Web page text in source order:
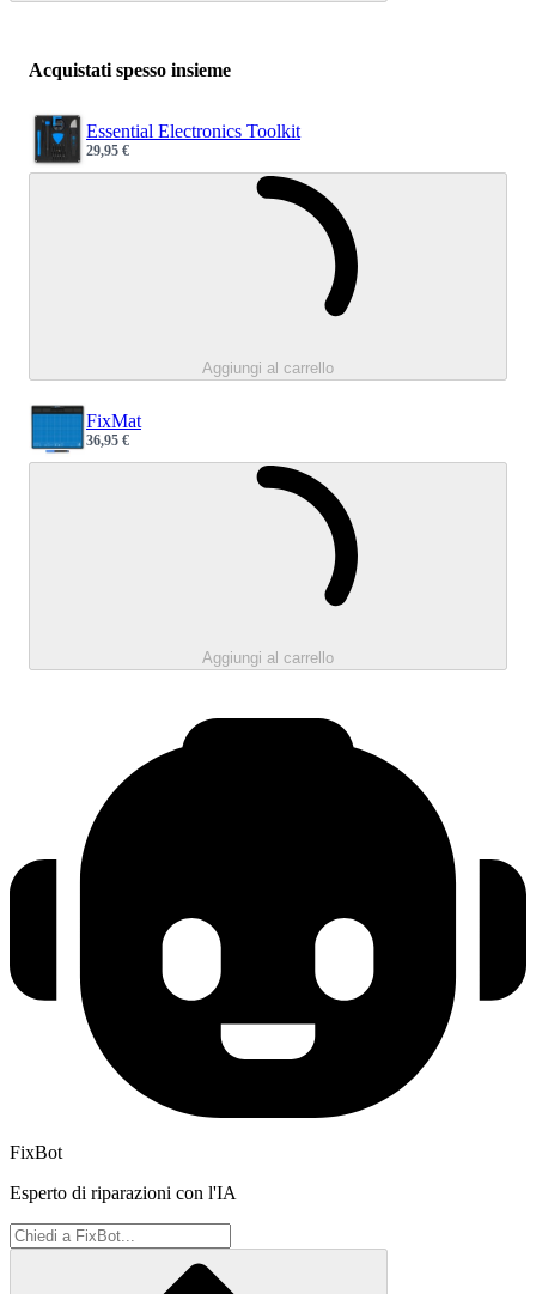
Acquistati spesso insieme
Essential Electronics Toolkit
Sale price
29,95 €
Aggiungi al carrello
FixMat
Sale price
36,95 €
Aggiungi al carrello
FixBot
Esperto di riparazioni con l'IA